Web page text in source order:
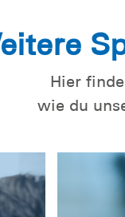
Hier
wie du